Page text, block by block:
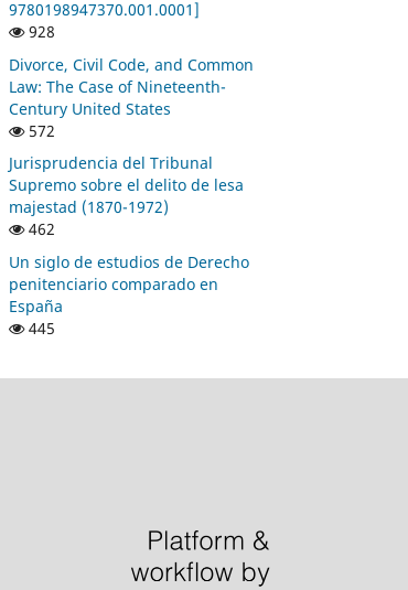
9780198947370.001.0001]
928
Divorce, Civil Code, and Common
Law: The Case of Nineteenth-
Century United States
572
Jurisprudencia del Tribunal
Supremo sobre el delito de lesa
majestad (1870-1972)
462
Un siglo de estudios de Derecho
penitenciario comparado en
España
445